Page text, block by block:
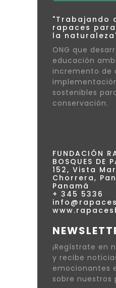
"Trabajando
rapaces
la
ONG que
educación
incremento de
sostenibles
conservación.
FUNDACIÓN
BOSQUES DE
152, Vista
Chorrera,
Panamá
+ 345 5336
¡Regístrate en
y recibe
emocionantes
sobre nuestros